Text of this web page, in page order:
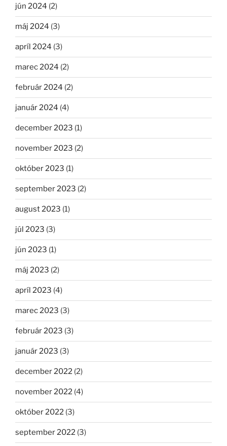
jún 2024 (2)
máj 2024 (3)
apríl 2024 (3)
marec 2024 (2)
február 2024 (2)
január 2024 (4)
december 2023 (1)
november 2023 (2)
október 2023 (1)
september 2023 (2)
august 2023 (1)
júl 2023 (3)
jún 2023 (1)
máj 2023 (2)
apríl 2023 (4)
marec 2023 (3)
február 2023 (3)
január 2023 (3)
december 2022 (2)
november 2022 (4)
október 2022 (3)
september 2022 (3)